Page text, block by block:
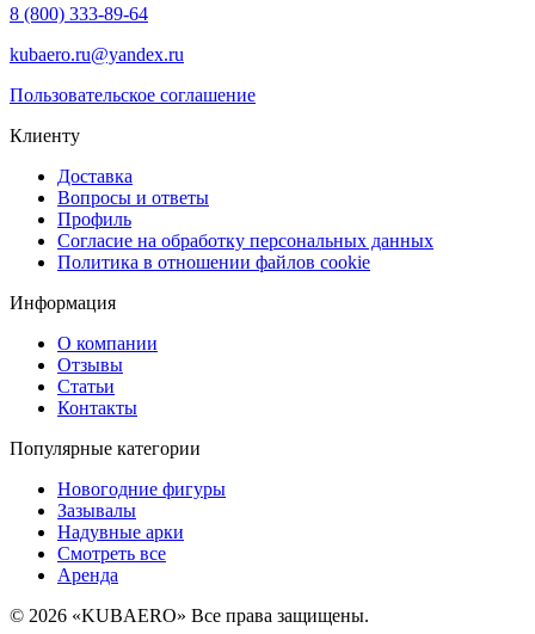
8 (800) 333-89-64
kubaero.ru@yandex.ru
Пользовательское соглашение
Клиенту
Доставка
Вопросы и ответы
Профиль
Согласие на обработку персональных данных
Политика в отношении файлов cookie
Информация
О компании
Отзывы
Статьи
Контакты
Популярные категории
Новогодние фигуры
Зазывалы
Надувные арки
Смотреть все
Аренда
© 2026 «KUBAERO» Все права защищены.